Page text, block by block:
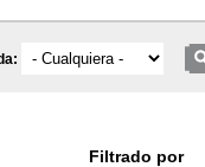
Filtrado por